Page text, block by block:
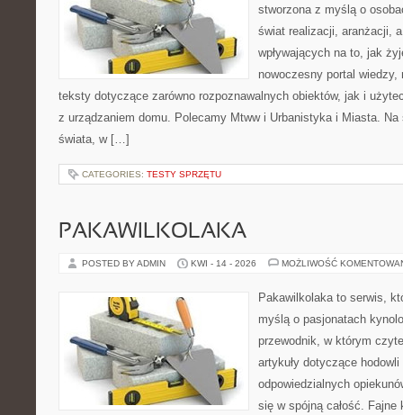
stworzona z myślą o
świat realizacji, aranżacji,
wpływających na to, jak
nowoczesny portal
teksty dotyczące zarówno rozpoznawalnych obiektów, jak i
z urządzaniem domu. Polecamy Mtww i Urbanistyka i Miasta.
świata, w […]
CATEGORIES: TESTY SPRZĘTU
PAKAWILKOLAKA
POSTED BY ADMIN KWI - 14 - 2026 MOŻLIWOŚĆ
Pakawilkolaka to serwis,
myślą o pasjonatach
przewodnik, w którym
artykuły dotyczące
odpowiedzialnych
się w spójną całość.